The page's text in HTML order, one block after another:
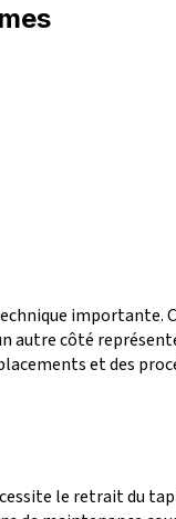
importante.
autre côté
et des
le retrait du